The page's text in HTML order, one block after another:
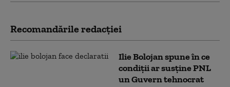
Recomandările redacţiei
Ilie Bolojan spune în ce
condiții ar susține PNL
un Guvern tehnocrat